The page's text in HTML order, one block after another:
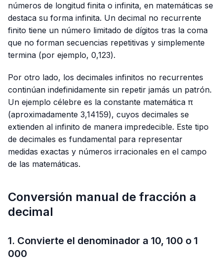
números de longitud finita o infinita, en matemáticas se
destaca su forma infinita. Un decimal no recurrente
finito tiene un número limitado de dígitos tras la coma
que no forman secuencias repetitivas y simplemente
termina (por ejemplo, 0,123).
Por otro lado, los decimales infinitos no recurrentes
continúan indefinidamente sin repetir jamás un patrón.
Un ejemplo célebre es la constante matemática π
(aproximadamente 3,14159), cuyos decimales se
extienden al infinito de manera impredecible. Este tipo
de decimales es fundamental para representar
medidas exactas y números irracionales en el campo
de las matemáticas.
Conversión manual de fracción a
decimal
1. Convierte el denominador a 10, 100 o 1
000